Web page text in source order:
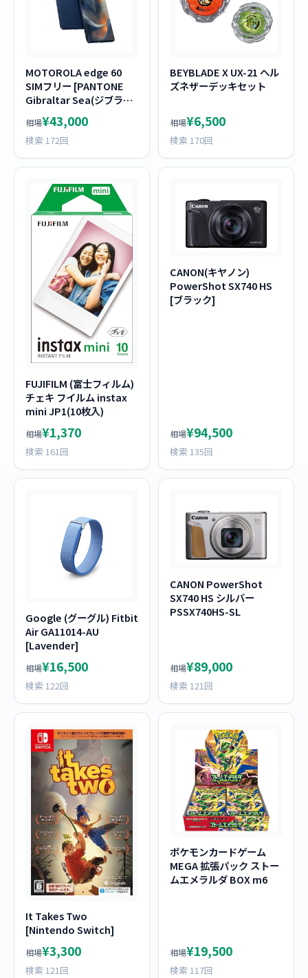
MOTOROLA edge 60
SIMフリー [PANTONE
Gibraltar Sea(ジブラル
フリー)
相場¥43,000
検索 172回
BEYBLADE X UX-21 ヘル
ズネザーデッキセット
相場¥6,500
検索 170回
FUJIFILM (富士フィルム)
チェキ フイルム instax
mini JP1(10枚入)
相場¥1,370
検索 161回
CANON(キヤノン)
PowerShot SX740 HS
[ブラック]
相場¥94,500
検索 135回
Google (グーグル) Fitbit
Air GA11014-AU
[Lavender]
相場¥16,500
検索 122回
CANON PowerShot
SX740 HS シルバー
PSSX740HS-SL
相場¥89,000
検索 121回
It Takes Two
[Nintendo Switch]
相場¥3,300
検索 121回
ポケモンカードゲーム
MEGA 拡張パック ストー
ムエメラルダ BOX m6
相場¥19,500
検索 117回